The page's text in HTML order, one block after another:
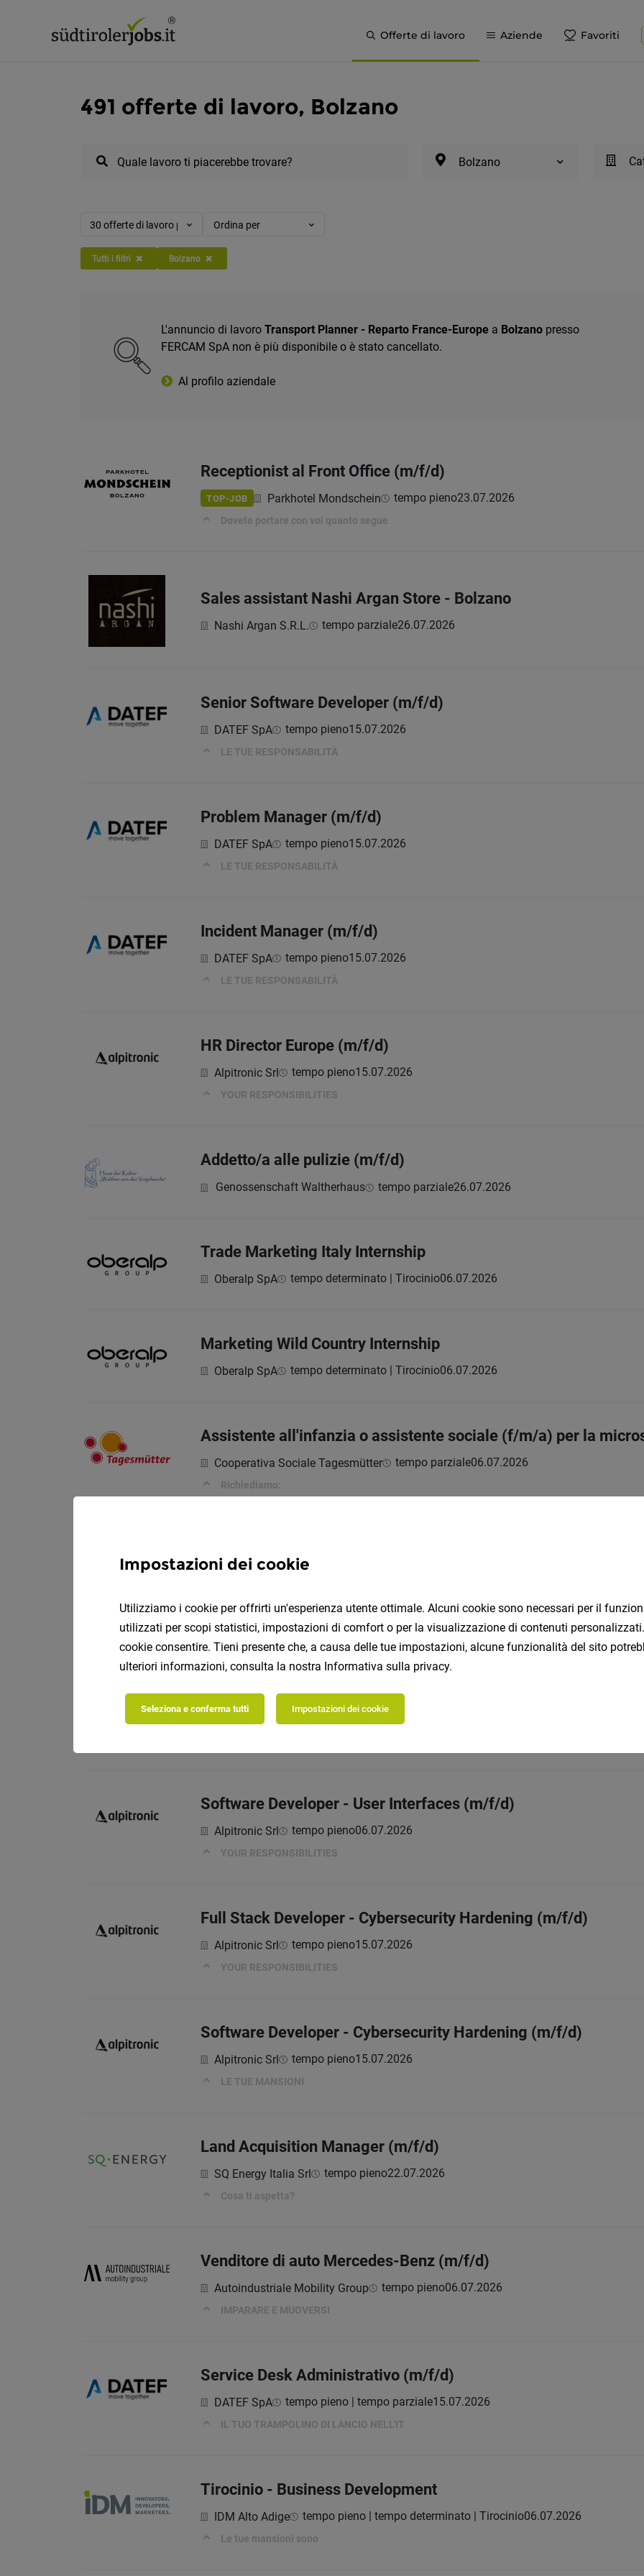
Offerte di lavoro Aziende Favoriti
491 offerte di lavoro, Bolzano
Quale lavoro ti piacerebbe trovare? Bolzano
30 offerte di lavoro per paginaOrdina per
Tutti i filtri Bolzano
L'annuncio di lavoro Transport Planner - Reparto France-Europe a Bolzano presso
FERCAM SpA non è più disponibile o è stato cancellato.
Al profilo aziendale
Receptionist al Front Office (m/f/d)
TOP-JOB Parkhotel Mondschein tempo pieno23.07.2026
Dovete portare con voi quanto segue
Sales assistant Nashi Argan Store - Bolzano
Nashi Argan S.R.L. tempo parziale26.07.2026
Senior Software Developer (m/f/d)
DATEF SpA tempo pieno15.07.2026
LE TUE RESPONSABILITÀ
Problem Manager (m/f/d)
DATEF SpA tempo pieno15.07.2026
LE TUE RESPONSABILITÀ
Incident Manager (m/f/d)
DATEF SpA tempo pieno15.07.2026
LE TUE RESPONSABILITÀ
HR Director Europe (m/f/d)
Alpitronic Srl tempo pieno15.07.2026
YOUR RESPONSIBILITIES
Addetto/a alle pulizie (m/f/d)
Genossenschaft Waltherhaus tempo parziale26.07.2026
Trade Marketing Italy Internship
Oberalp SpA tempo determinato | Tirocinio06.07.2026
Marketing Wild Country Internship
Oberalp SpA tempo determinato | Tirocinio06.07.2026
Assistente all'infanzia o assistente sociale (f/m/a) per la
Cooperativa Sociale Tagesmütter tempo parziale06.07.2026
Richiediamo:
Meccatronico/a d'auto (m/f/d)
I vostri compiti comprendono:
Information Security Manager (m/w/d)
Alpitronic Srl tempo pieno15.07.2026
Software Developer - User Interfaces (m/f/d)
Alpitronic Srl tempo pieno06.07.2026
YOUR RESPONSIBILITIES
Full Stack Developer - Cybersecurity Hardening (m/f/d)
Alpitronic Srl tempo pieno15.07.2026
YOUR RESPONSIBILITIES
Software Developer - Cybersecurity Hardening (m/f/d)
Alpitronic Srl tempo pieno15.07.2026
LE TUE MANSIONI
Land Acquisition Manager (m/f/d)
SQ Energy Italia Srl tempo pieno22.07.2026
Cosa ti aspetta?
Venditore di auto Mercedes-Benz (m/f/d)
Autoindustriale Mobility Group tempo pieno06.07.2026
IMPARARE E MUOVERSI
Service Desk Administrativo (m/f/d)
DATEF SpA tempo pieno | tempo parziale15.07.2026
IL TUO TRAMPOLINO DI LANCIO NELL‘IT
Tirocinio - Business Development
IDM Alto Adige tempo pieno | tempo determinato | Tirocinio06.07.2026
Le tue mansioni sono
Impostazioni dei cookie
Utilizziamo i cookie per offrirti un'esperienza utente ottimale. Alcuni cookie sono necessari per il
utilizzati per scopi statistici, impostazioni di comfort o per la visualizzazione di contenuti
cookie consentire. Tieni presente che, a causa delle tue impostazioni, alcune funzionalità del sito
ulteriori informazioni, consulta la nostra Informativa sulla privacy.
Seleziona e conferma tutti Impostazioni dei cookie